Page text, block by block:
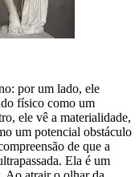
por um lado, ele
físico como um
ele vê a materialidade,
um potencial obstáculo
de que a
Ela é um